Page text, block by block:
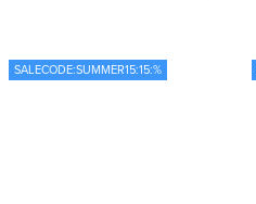
SALECODE:SUMMER15:15:%